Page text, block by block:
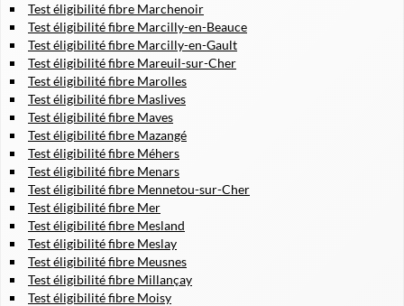
Test éligibilité fibre Marchenoir
Test éligibilité fibre Marcilly-en-Beauce
Test éligibilité fibre Marcilly-en-Gault
Test éligibilité fibre Mareuil-sur-Cher
Test éligibilité fibre Marolles
Test éligibilité fibre Maslives
Test éligibilité fibre Maves
Test éligibilité fibre Mazangé
Test éligibilité fibre Méhers
Test éligibilité fibre Menars
Test éligibilité fibre Mennetou-sur-Cher
Test éligibilité fibre Mer
Test éligibilité fibre Mesland
Test éligibilité fibre Meslay
Test éligibilité fibre Meusnes
Test éligibilité fibre Millançay
Test éligibilité fibre Moisy